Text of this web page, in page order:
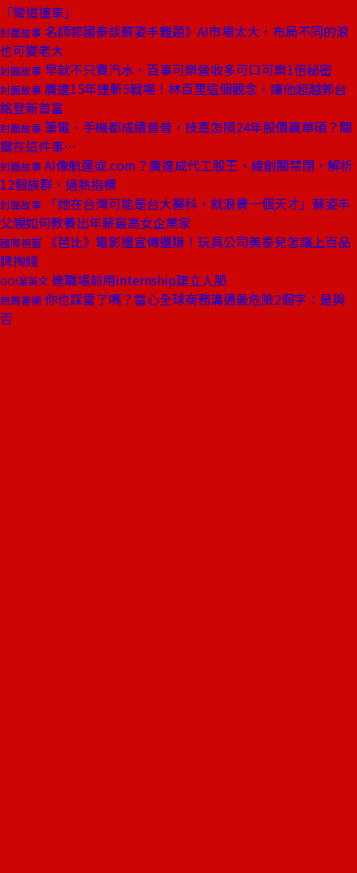
「彎道撞車」
封面故事 名師郭國泰談蘇姿丰難題》AI市場太大，布局不同的浪
也可變老大
封面故事 早就不只賣汽水，百事可樂營收多可口可樂1倍秘密
封面故事 廣達15年連斬5戰場！林百里這個觀念，讓他超越郭台
銘登新首富
封面故事 筆電、手機都成績普普，技嘉怎隔24年股價贏華碩？關
鍵在這件事⋯
封面故事 AI像航運或.com？廣達成代工股王、緯創關禁閉，解析
12個族群、過熱指標
封面故事
「她在台灣可能是台大醫科，就浪費一個天才」蘇姿丰
父親如何教養出年薪最高女企業家
國際視窗
《芭比》電影邊宣傳邊賺！玩具公司美泰兒怎讓上百品
牌掏錢
GO!溜英文 進職場前用internship建立人脈
商周書摘 你也踩雷了嗎？當心全球商務溝通最危險2個字：是與
否